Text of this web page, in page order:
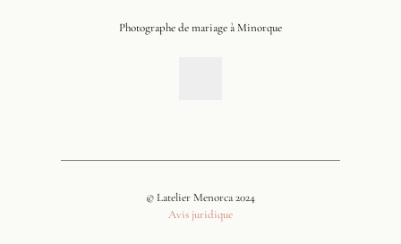
Photographe de mariage à Minorque
© Latelier Menorca 2024
Avis juridique